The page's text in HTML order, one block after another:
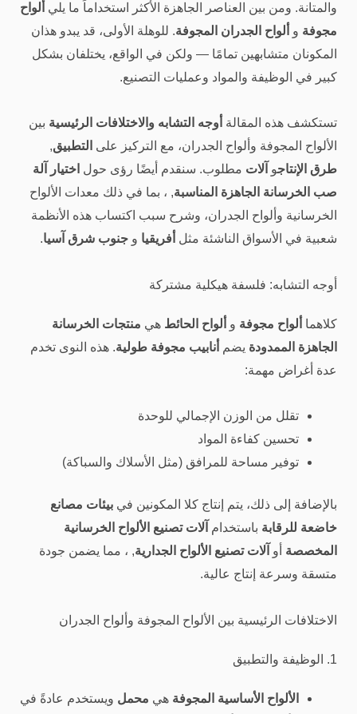
والمتانة. ومن بين العناصر الجاهزة الأكثر استخداماً ما يلي ألواح
مجوفة و ألواح الجدران المجوفة. للوهلة الأولى، قد يبدو هذان
المكونان متشابهين تمامًا — ولكن في الواقع، يختلفان بشكل
كبير في الوظيفة والمواد وعمليات التصنيع.
تستكشف هذه المقالة أوجه التشابه والاختلافات الرئيسية بين
الألواح المجوفة وألواح الجدران، مع التركيز على التطبيق,
طرق الإنتاجو آلات مطلوب. سنقدم أيضًا رؤى حول اختيار آلة
صب الخرسانة الجاهزة المناسبة, ، بما في ذلك معدات الألواح
الخرسانية وألواح الجدران، وشرح سبب اكتساب هذه الأنظمة
شعبية في الأسواق الناشئة مثل أفريقيا و جنوب شرق آسيا.
أوجه التشابه: فلسفة هيكلية مشتركة
كلاهما ألواح مجوفة و ألواح الحائط هي منتجات الخرسانة
الجاهزة الممدودة يضم أنابيب مجوفة طولية. هذه النوى تخدم
عدة أغراض مهمة:
تقلل من الوزن الإجمالي للوحدة
تحسين كفاءة المواد
توفير مساحة للمرافق (مثل الأسلاك والسباكة)
بالإضافة إلى ذلك، يتم إنتاج كلا المكونين في بيئات مصانع
خاضعة للرقابة باستخدام آلات تصنيع الألواح الخرسانية
المخصصة أو آلات تصنيع الألواح الجدارية, ، مما يضمن جودة
متسقة وسرعة إنتاج عالية.
الاختلافات الرئيسية بين الألواح المجوفة وألواح الجدران
1. الوظيفة والتطبيق
الألواح الأساسية المجوفة هي محمل ويستخدم عادةً في